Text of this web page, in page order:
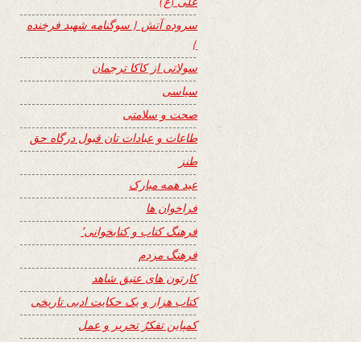
سروده آتش { سوگنامه شهید فرخنده
}
سولاتی از کاکا ترجمان
سیاسی
صحت و سلامتی
طاعات و عبادات تان قبول درگاه حق
طنز
عید همه مبارک
فراخوان ها
فرهنگ کتاب و کتابخوانی٬
فرهنگ مردم
کارتون های عتیق شاهد
کتاب هزار و یک حکایت ادبی تاریخی
کمپاین تفکرُ تحریر و عمل